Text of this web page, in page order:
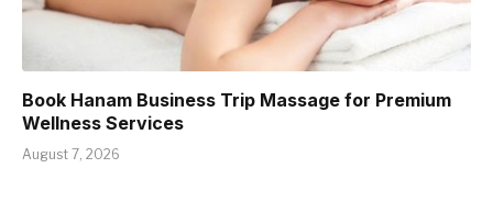
Book Hanam Business Trip Massage for Premium
Wellness Services
August 7, 2026